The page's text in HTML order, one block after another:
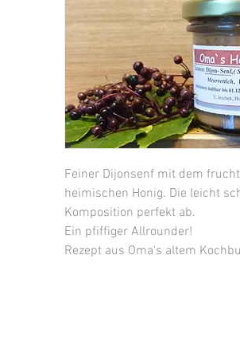
Feiner Dijonsenf mit dem
heimischen Honig. Die leicht
Komposition perfekt ab.
Ein pfiffiger Allrounder!
Rezept aus Oma's altem